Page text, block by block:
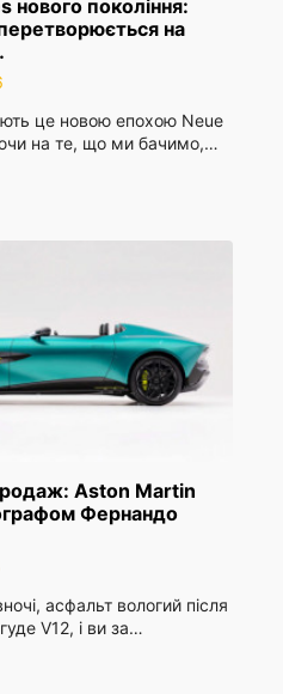
нового покоління:
на
це новою епохою Neue
на те, що ми бачимо,…
Aston Martin
Фернандо
асфальт вологий після
V12, і ви за…